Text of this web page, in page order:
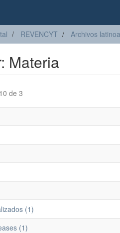
REVENCYT Archivos
Materia
de 3
(1)
(1)